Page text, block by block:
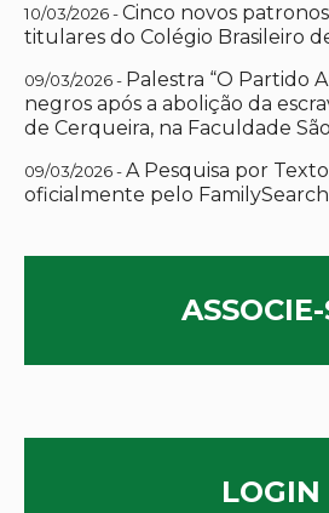
10/03/2026 -Cinco novos
titulares do Colégio Brasileiro
09/03/2026 - Palestra “O Partido
negros após a abolição da
de Cerqueira, na Faculdade
09/03/2026 -A Pesquisa por
oficialmente pelo FamilySearch
ASSOCIE-
LOGIN